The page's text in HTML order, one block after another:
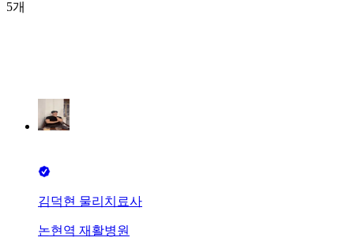
5개
김덕현 물리치료사
논현역 재활병원